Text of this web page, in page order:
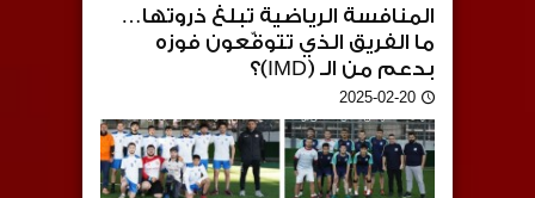
المنافسة الرياضية تبلغ ذروتها…
ما الفريق الذي تتوقّعون فوزه
بدعم من الـ (IMD)؟
2025-02-20